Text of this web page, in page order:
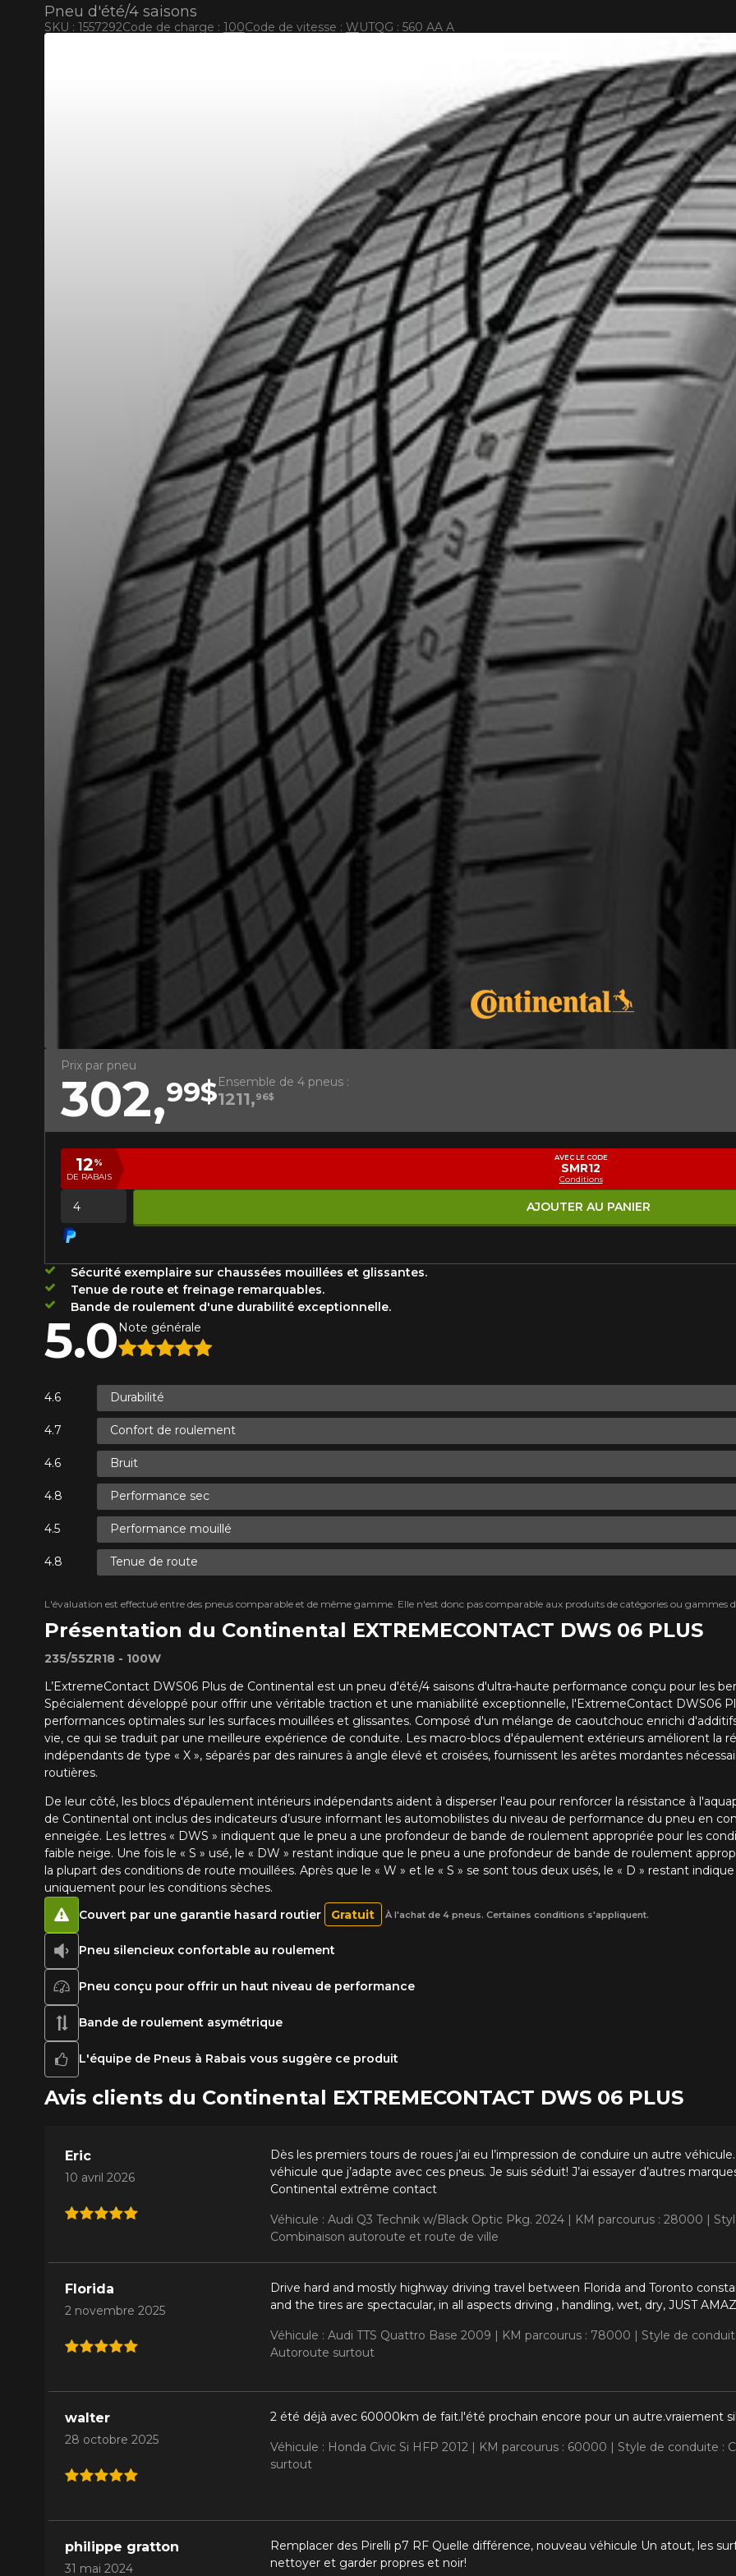
Pneu d'été/4 saisons
SKU : 1557292Code de charge : 100Code de vitesse : WUTQG : 560 AA A
Sécurité exemplaire sur chaussées mouillées et glissantes.
Tenue de route et freinage remarquables.
Bande de roulement d'une durabilité exceptionnelle.
Présentation du Continental EXTREME​CONTACT DWS 06 PLUS
235/55ZR18 - 100W
L’ExtremeContact DWS06 Plus de Continental est un pneu d'été/4 saisons d'ultra-haute performance conçu pour les
Spécialement développé pour offrir une véritable traction et une maniabilité exceptionnelle, l'ExtremeContact DWS06
performances optimales sur les surfaces mouillées et glissantes. Composé d'un mélange de caoutchouc enrichi
vie, ce qui se traduit par une meilleure expérience de conduite. Les macro-blocs d'épaulement extérieurs améliorent la
indépendants de type « X », séparés par des rainures à angle élevé et croisées, fournissent les arêtes mordantes
routières.
De leur côté, les blocs d'épaulement intérieurs indépendants aident à disperser l'eau pour renforcer la résistance à
de Continental ont inclus des indicateurs d’usure informant les automobilistes du niveau de performance du pneu en
enneigée. Les lettres « DWS » indiquent que le pneu a une profondeur de bande de roulement appropriée pour les
faible neige. Une fois le « S » usé, le « DW » restant indique que le pneu a une profondeur de bande de roulement
la plupart des conditions de route mouillées. Après que le « W » et le « S » se sont tous deux usés, le « D » restant
uniquement pour les conditions sèches.
Prix par pneu
302,99$Ensemble de 4 pneus :
1211,96$
12%
DE RABAIS
AVEC LE CODE
SMR12
Conditions
AJOUTER AU PANIER
5.0 Note générale
Durabilité
Confort de roulement
Bruit
Performance sec
Performance mouillé
Tenue de route
L'évaluation est effectué entre des pneus comparable et de même gamme. Elle n'est donc pas comparable aux produits de catégories ou gammes
Pneu silencieux confortable au roulement
Pneu conçu pour offrir un haut niveau de performance
Bande de roulement asymétrique
L'équipe de Pneus à Rabais vous suggère ce produit
Couvert par une garantie hasard routier Gratuit À l'achat de 4 pneus. Certaines conditions s'appliquent.
Avis clients du Continental EXTREME​CONTACT DWS 06 PLUS
Eric
10 avril 2026
Dès les premiers tours de roues j’ai eu l’impression de conduire un autre
véhicule que j’adapte avec ces pneus. Je suis séduit! J’ai essayer d’autres
Continental extrême contact
Véhicule : Audi Q3 Technik w/Black Optic Pkg. 2024 | KM parcourus : 28000 |
Combinaison autoroute et route de ville
Florida
2 novembre 2025
Drive hard and mostly highway driving travel between Florida and Toronto
and the tires are spectacular, in all aspects driving , handling, wet, dry, JUST
Véhicule : Audi TTS Quattro Base 2009 | KM parcourus : 78000 | Style de
Autoroute surtout
walter
28 octobre 2025
2 été déjà avec 60000km de fait.l'été prochain encore pour un autre.vraiement
Véhicule : Honda Civic Si HFP 2012 | KM parcourus : 60000 | Style de conduite :
surtout
philippe gratton
31 mai 2024
Remplacer des Pirelli p7 RF Quelle différence, nouveau véhicule Un atout, les
nettoyer et garder propres et noir!
AJOUTER UN AVIS
Votre avis concernant le EXTREME​CONTACT DWS
Nom
Votre véhicule
Année
KM parcourus Style de conduite Condition de route
Note
2 5
Commentaire
Envoyer
VOICI LES DIMENSIONS POUR VOTRE VÉHICULE
Malheureusement, aucun résultat ne convenant parfaitement à votre recherche
*Attention cette dimension représente une possibilité d'équipement pour votre véhicule, vous devez vérifier
véhicule directement avant de commander.